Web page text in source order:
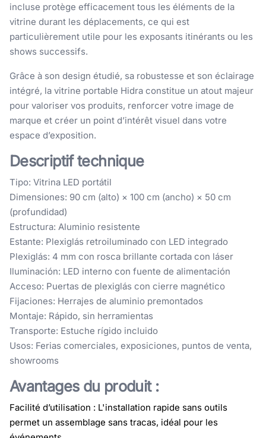
incluse protège efficacement tous les éléments de la
vitrine durant les déplacements, ce qui est
particulièrement utile pour les exposants itinérants ou les
shows successifs.
Grâce à son design étudié, sa robustesse et son éclairage
intégré, la vitrine portable Hidra constitue un atout majeur
pour valoriser vos produits, renforcer votre image de
marque et créer un point d’intérêt visuel dans votre
espace d’exposition.
Descriptif technique
Tipo: Vitrina LED portátil
Dimensiones: 90 cm (alto) × 100 cm (ancho) × 50 cm
(profundidad)
Estructura: Aluminio resistente
Estante: Plexiglás retroiluminado con LED integrado
Plexiglás: 4 mm con rosca brillante cortada con láser
Iluminación: LED interno con fuente de alimentación
Acceso: Puertas de plexiglás con cierre magnético
Fijaciones: Herrajes de aluminio premontados
Montaje: Rápido, sin herramientas
Transporte: Estuche rígido incluido
Usos: Ferias comerciales, exposiciones, puntos de venta,
showrooms
Avantages du produit :
Facilité d’utilisation : L'installation rapide sans outils
permet un assemblage sans tracas, idéal pour les